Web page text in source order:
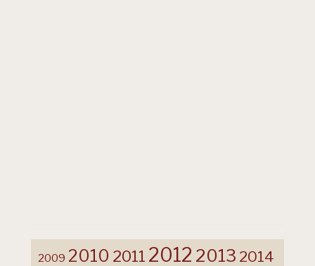
2009 2010 2011 2012 2013 2014